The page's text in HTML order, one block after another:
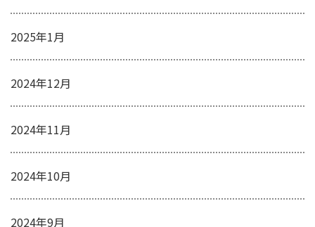
2025年1月
2024年12月
2024年11月
2024年10月
2024年9月